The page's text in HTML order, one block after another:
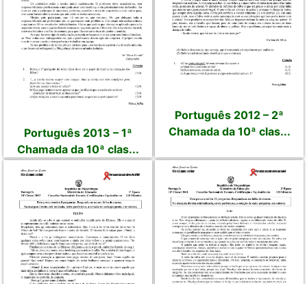
Português 2013 – 1ª
Chamada da 10ª clas...
Português 2012 – 2ª
Chamada da 10ª clas...